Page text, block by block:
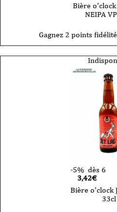
Bière
NEIPA
Gagnez 2 points
-5% dès 6
3,42€
Bière o'clock
33cl